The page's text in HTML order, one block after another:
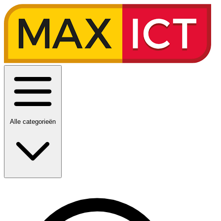
Alle categorieën